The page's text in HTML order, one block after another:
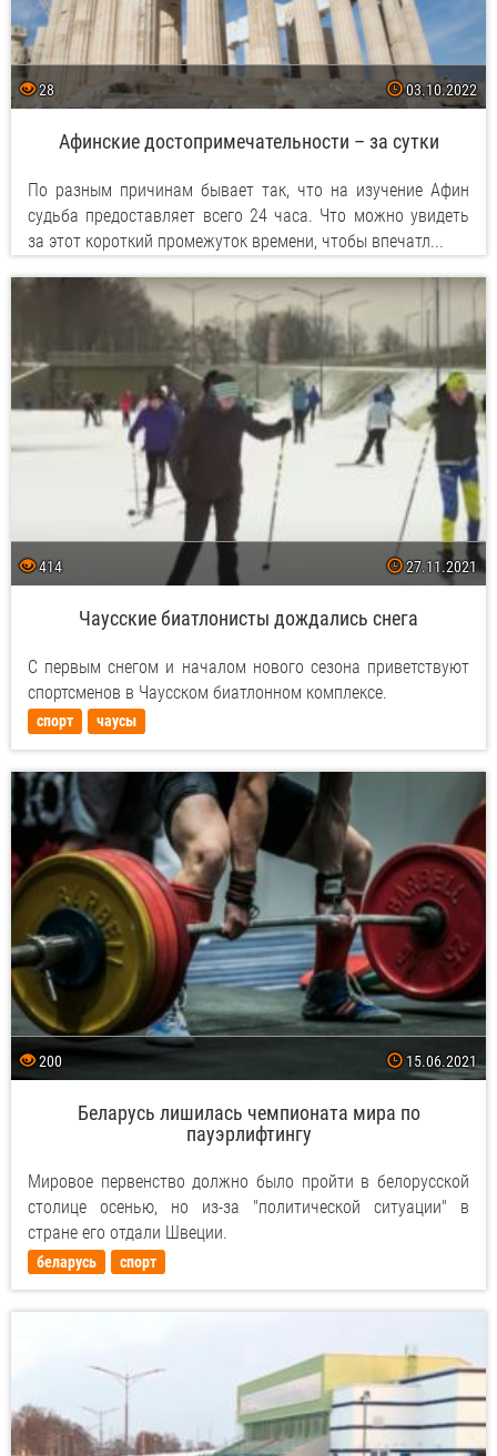
28 03.10.2022
Афинские достопримечательности – за сутки
По разным причинам бывает так, что на изучение Афин
судьба предоставляет всего 24 часа. Что можно увидеть
за этот короткий промежуток времени, чтобы впечатл...
414 27.11.2021
Чаусские биатлонисты дождались снега
С первым снегом и началом нового сезона приветствуют
спортсменов в Чаусском биатлонном комплексе.
спорт чаусы
200 15.06.2021
Беларусь лишилась чемпионата мира по
пауэрлифтингу
Мировое первенство должно было пройти в белорусской
столице осенью, но из-за "политической ситуации" в
стране его отдали Швеции.
беларусь спорт